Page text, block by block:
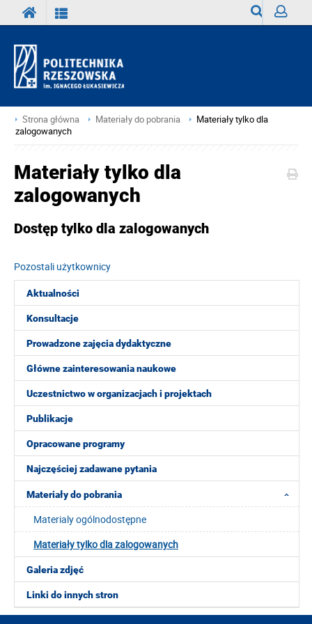
Strona główna Materiały do pobrania
Materiały tylko dla
zalogowanych
Aktualności
Konsultacje
Prowadzone zajęcia dydaktyczne
Główne zainteresowania naukowe
Uczestnictwo w organizacjach i projektach
Publikacje
Opracowane programy
Najczęściej zadawane pytania
Materiały do pobrania
Materialy ogólnodostępne
Materiały tylko dla zalogowanych
Galeria zdjęć
Linki do innych stron
Materiały tylko dla
zalogowanych
Dostęp tylko dla zalogowanych
Pozostali użytkownicy